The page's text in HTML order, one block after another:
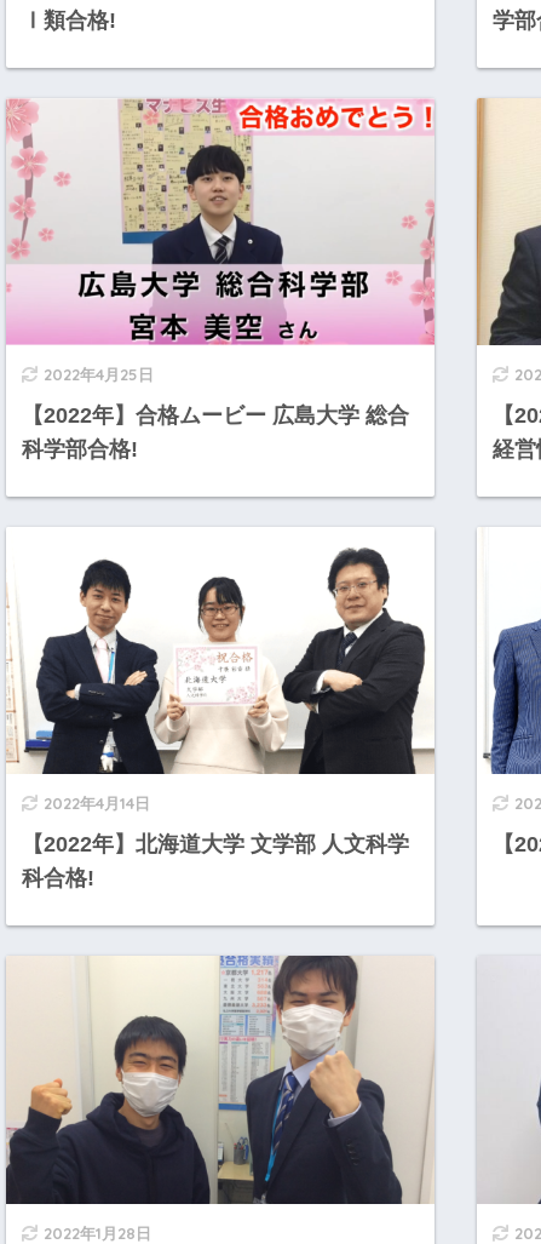
Ⅰ類合格!
学
2022年4月25日
【2022年】合格ムービー 広島大学 総合
科学部合格!
【
経
2022年4月14日
【2022年】北海道大学 文学部 人文科学
科合格!
【
2022年1月28日